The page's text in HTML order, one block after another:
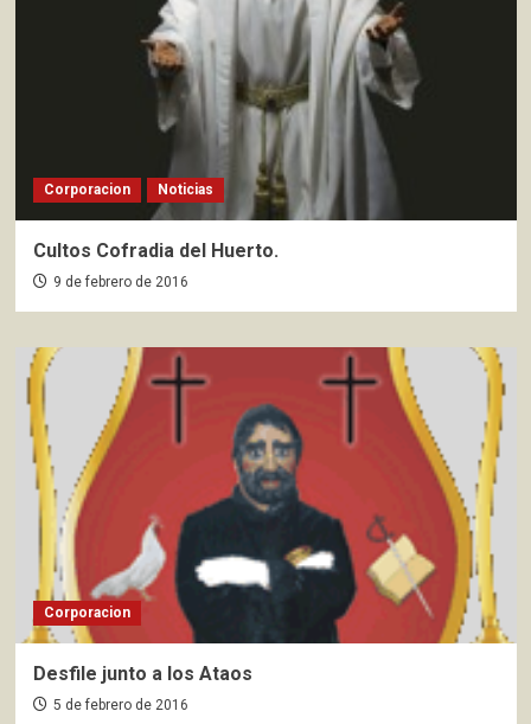
Corporacion Noticias
Cultos Cofradia del Huerto.
9 de febrero de 2016
Corporacion
Desfile junto a los Ataos
5 de febrero de 2016